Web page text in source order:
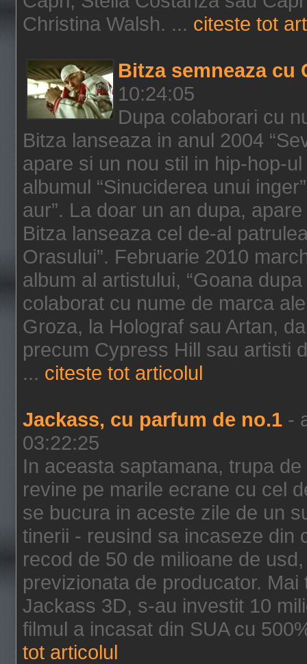
Christina Walsh. ... citeste tot
Bitza semneaza cu
10:24:05
Dupa colaborari cu
Bitza lanseaza in anul 2004
apare si un nou stil in hip-hop-
albumul “Sinuciderea unui
aur”. La doar un an dupa,
Bitza lanseaza cel de-al
Orasului”. Februarie 2010
album al artistului, “Goana
colaborat cu nume de marca
Groza, la Holograf sau Artan,
precum Cypress Hill sau artisti
... citeste tot articolul
Jackass, cu parfum de no.1 -
03:22:25
In aceasta saptamana, trupa
revine pe marile ecrane cu cel
se bucura in aceste zile de un
tinerii - reusind sa incaseze din
recod de 50 de milioane de
previzionata de producator.
Jackass 3D, s-au investit 10
filmul a incasat din SUA cu
tot articolul